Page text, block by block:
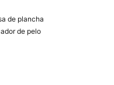
de plancha
de pelo